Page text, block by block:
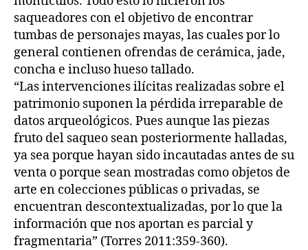
saqueadores con el objetivo de encontrar
tumbas de personajes mayas, las cuales por lo
general contienen ofrendas de cerámica, jade,
concha e incluso hueso tallado.
“Las intervenciones ilícitas realizadas sobre el
patrimonio suponen la pérdida irreparable de
datos arqueológicos. Pues aunque las piezas
fruto del saqueo sean posteriormente halladas,
ya sea porque hayan sido incautadas antes de su
venta o porque sean mostradas como objetos de
arte en colecciones públicas o privadas, se
encuentran descontextualizadas, por lo que la
información que nos aportan es parcial y
fragmentaria” (Torres 2011:359-360).